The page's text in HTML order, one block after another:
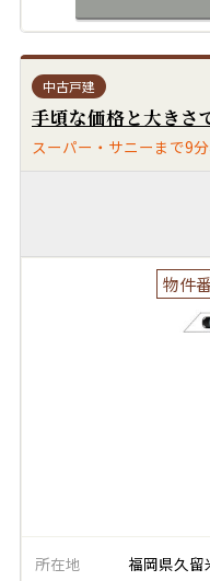
中古戸建
物件
所在地
福岡県久留